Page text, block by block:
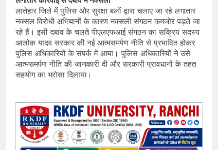
लातेहार जिले में पुलिस और सुरक्षा बलों द्वारा चलाए जा रहे लगातार
नक्सल विरोधी अभियानों के कारण नक्सली संगठन कमजोर पड़ते जा
रहे हैं। इसी दबाव के चलते पीएलएफआई संगठन का सक्रिय सदस्य
आलोक यादव सरकार की नई आत्मसमर्पण नीति से प्रभावित होकर
पुलिस अधिकारियों के संपर्क में आया। पुलिस अधिकारियों ने उसे
आत्मसमर्पण नीति की जानकारी दी और सरकारी प्रावधानों के तहत
सहयोग का भरोसा दिलाया।